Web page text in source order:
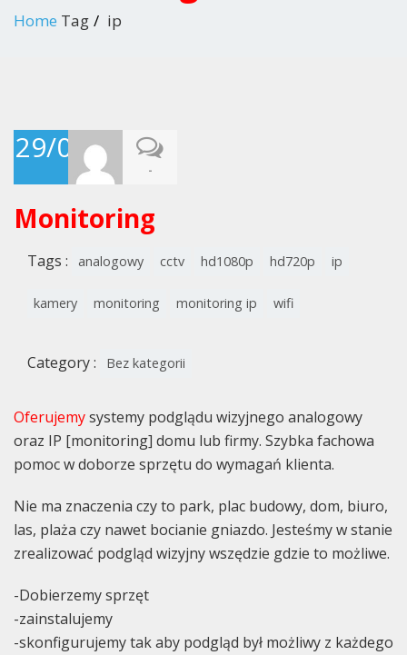
Home Tag ip
29/07/2015
-
Monitoring
Tags : analogowy cctv hd1080p hd720p ip
kamery monitoring monitoring ip wifi
Category : Bez kategorii
Oferujemysystemy podglądu wizyjnego analogowy
oraz IP [monitoring] domu lub firmy. Szybka fachowa
pomoc w doborze sprzętu do wymagań klienta.
Nie ma znaczenia czy to park, plac budowy, dom, biuro,
las, plaża czy nawet bocianie gniazdo. Jesteśmy w stanie
zrealizować podgląd wizyjny wszędzie gdzie to możliwe.
-Dobierzemy sprzęt
-zainstalujemy
-skonfigurujemy tak aby podgląd był możliwy z każdego